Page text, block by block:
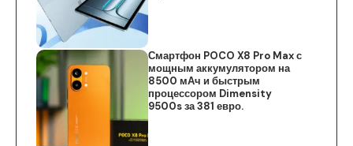
Смартфон POCO X8 Pro Max с
мощным аккумулятором на
8500 мАч и быстрым
процессором Dimensity
9500s за 381 евро.